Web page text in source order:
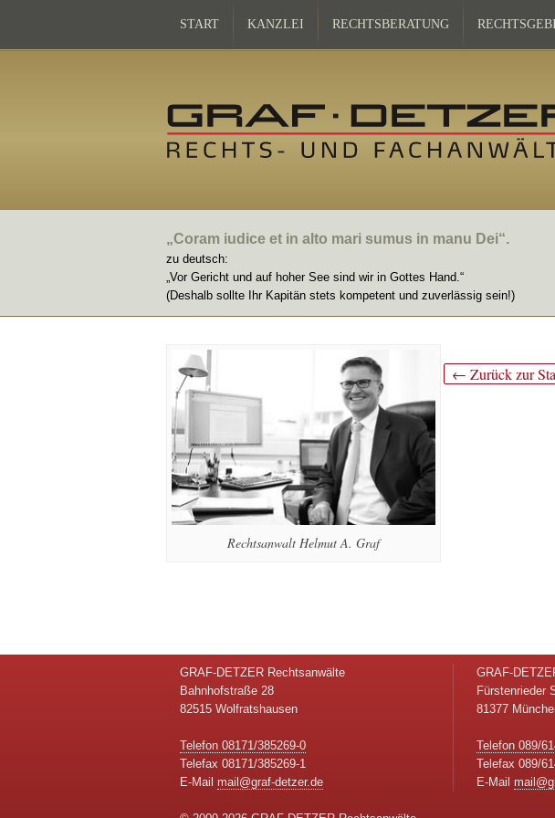
START KANZLEI RECHTSBERATUNG
„Coram iudice et in alto mari sumus in manu Dei“.
zu deutsch:
„Vor Gericht und auf hoher See sind wir in Gottes Hand.“
(Deshalb sollte Ihr Kapitän stets kompetent und zuverlässig sein!)
Rechtsanwalt Helmut A. Graf
← Zurück zur
GRAF-DETZER Rechtsanwälte
Bahnhofstraße 28
82515 Wolfratshausen
Telefon 08171/385269-0
Telefax 08171/385269-1
E-Mail mail@graf-detzer.de
GRAF-
Fürstenrieder
81377
Telefon 089/
Telefax 089/
E-Mail